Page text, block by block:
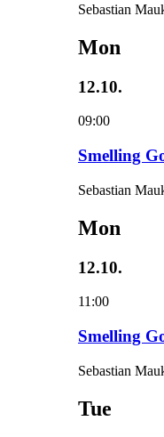
Sebastian
Mon
12.10.
09:00
Smelling
Sebastian
Mon
12.10.
11:00
Smelling
Sebastian
Tue